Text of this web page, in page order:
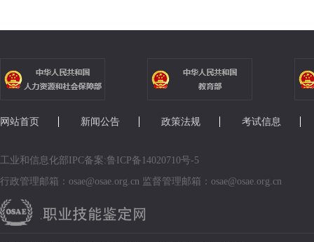
网站首页 新闻公告 政策法规 考试信息
工业和信息化部IPC备案:鲁ICP备14020710号-5
行政管理邮箱：osae@osae.org.cn 监督管理邮箱：osae@osae.org.cn